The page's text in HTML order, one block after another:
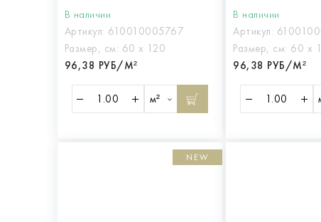
В наличии
Артикул: 610010005767
Размер, см: 60 х 120
96,38 РУБ/М²
м²
В наличии
Артикул:
Размер, см: 60 х
96,38 РУБ/М²
NEW